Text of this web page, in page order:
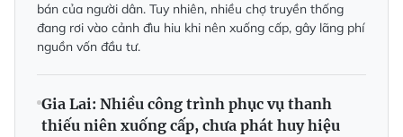
bán của người dân. Tuy nhiên, nhiều chợ truyền thống
đang rơi vào cảnh đìu hiu khi nên xuống cấp, gây lãng phí
nguồn vốn đầu tư.
Gia Lai: Nhiều công trình phục vụ thanh
thiếu niên xuống cấp, chưa phát huy hiệu